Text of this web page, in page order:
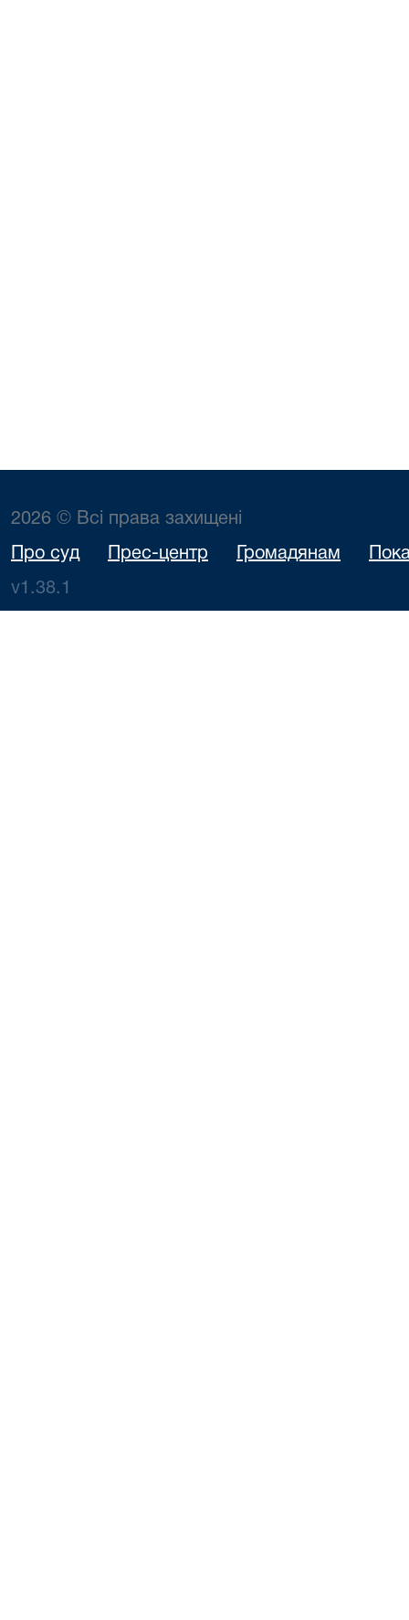
2026 © Всі права захищені
Про суд Прес-центр Громадянам
v1.38.1